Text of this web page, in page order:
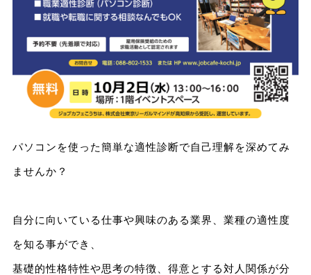
パソコンを使った簡単な適性診断で自己理解を深めてみ
ませんか？
自分に向いている仕事や興味のある業界、業種の適性度
を知る事ができ、
基礎的性格特性や思考の特徴、得意とする対人関係が分